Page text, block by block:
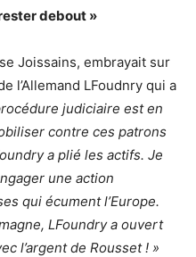
debout »
Joissains, embrayait sur
l’Allemand LFoudnry qui a
judiciaire est en
contre ces patrons
a plié les actifs. Je
une action
qui écument l’Europe.
LFoundry a ouvert
l’argent de Rousset ! »